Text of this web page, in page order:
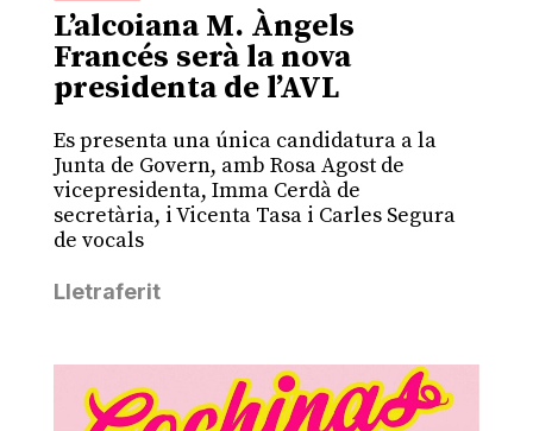
L’alcoiana M. Àngels
Francés serà la nova
presidenta de l’AVL
Es presenta una única candidatura a la
Junta de Govern, amb Rosa Agost de
vicepresidenta, Imma Cerdà de
secretària, i Vicenta Tasa i Carles Segura
de vocals
Lletraferit